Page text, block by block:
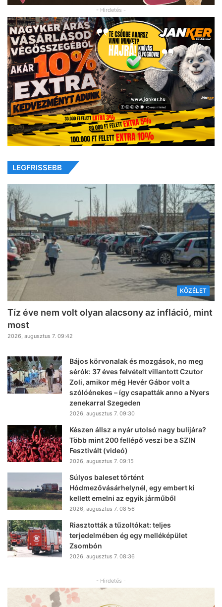
- Hirdetés -
LEGFRISSEBB
KÖZÉLET
Tíz éve nem volt olyan alacsony az infláció, mint
most
2026, augusztus 7. 09:42
Bájos körvonalak és mozgások, no meg
sérók: 37 éves felvételt villantott Czutor
Zoli, amikor még Hevér Gábor volt a
szólóénekes – így csapatták anno a Nyers
zenekarral Szegeden
2026, augusztus 7. 09:30
Készen állsz a nyár utolsó nagy bulijára?
Több mint 200 fellépő veszi be a SZIN
Fesztivált (videó)
2026, augusztus 7. 09:15
Súlyos baleset történt
Hódmezővásárhelynél, egy embert ki
kellett emelni az egyik járműből
2026, augusztus 7. 08:56
Riasztották a tűzoltókat: teljes
terjedelmében ég egy melléképület
Zsombón
2026, augusztus 7. 08:36
- Hirdetés -